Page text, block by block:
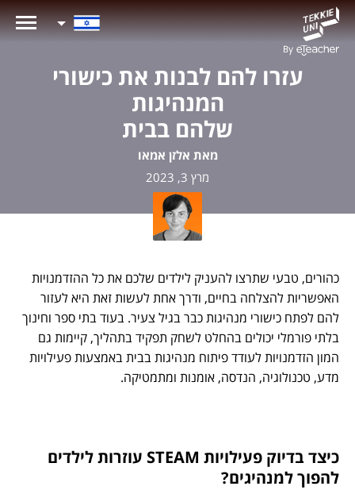
עזרו להם לבנות את כישורי
המנהיגות
שלהם בבית
מאת אלזן אמאו
מרץ 3, 2023
כהורים, טבעי שתרצו להעניק לילדים שלכם את כל ההזדמנויות
האפשריות להצלחה בחיים, ודרך אחת לעשות זאת היא לעזור
להם לפתח כישורי מנהיגות כבר בגיל צעיר. בעוד בתי ספר וחינוך
בלתי פורמלי יכולים בהחלט לשחק תפקיד בתהליך, קיימות גם
המון הזדמנויות לעודד פיתוח מנהיגות בבית באמצעות פעילויות
מדע, טכנולוגיה, הנדסה, אומנות ומתמטיקה.
כיצד בדיוק פעילויות STEAM עוזרות לילדים
להפוך למנהיגים?